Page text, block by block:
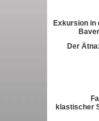
Exkursion in
Der
klastischer